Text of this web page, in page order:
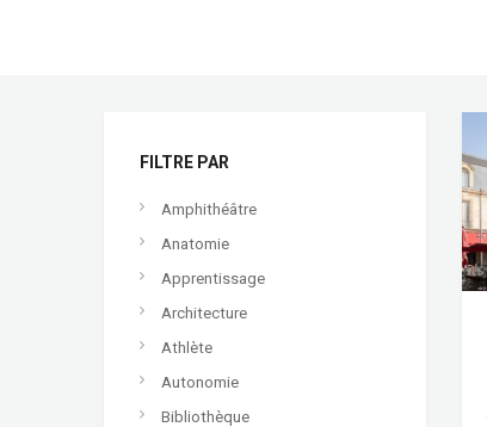
FILTRE PAR
Amphithéâtre
Anatomie
Apprentissage
Architecture
Athlète
Autonomie
Bibliothèque